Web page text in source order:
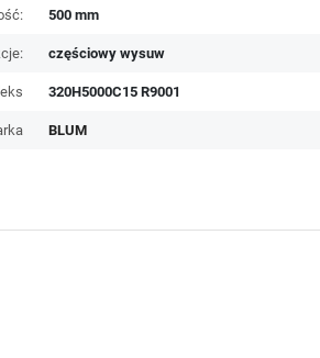
500 mm
częściowy wysuw
320H5000C15 R9001
BLUM